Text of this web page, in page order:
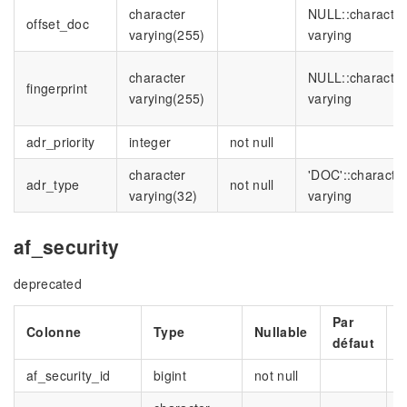
offset_doc
character
varying(255)
NULL::character
varying
fingerprint
character
varying(255)
NULL::character
varying
adr_priority integer not null
adr_type
character
varying(32)
not null
'DOC'::character
varying
af_security
deprecated
Colonne Type Nullable
Par
défaut
af_security_id bigint
not null